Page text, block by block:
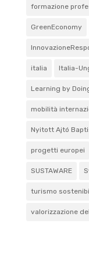
formazione
GreenEconomy
italia Italia-
Learning by
mobilità
Nyitott Ajtó
progetti europei
SUSTAWARE
turismo
valorizzazione